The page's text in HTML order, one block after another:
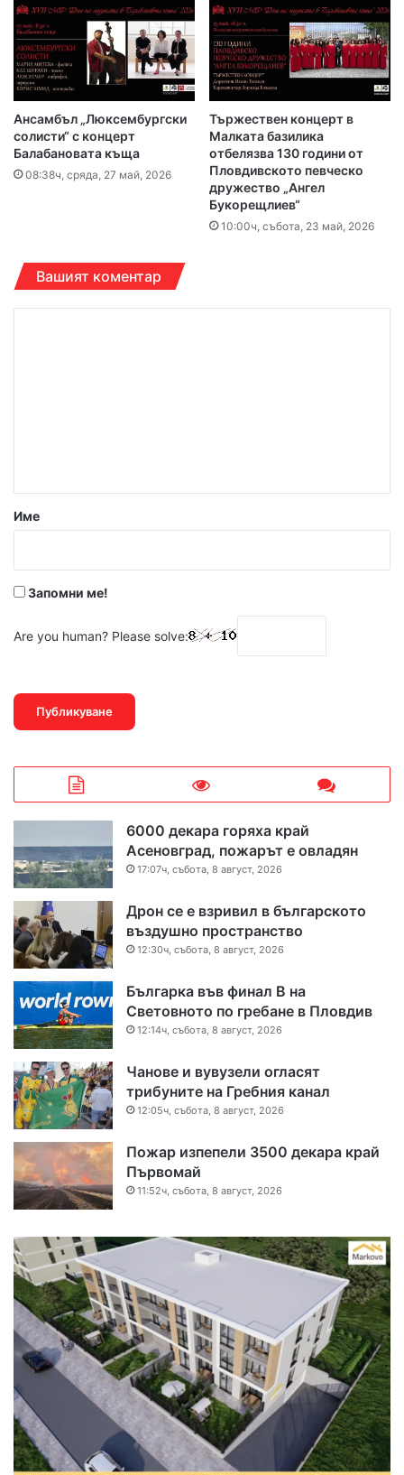
Ансамбъл „Люксембургски
солисти“ с концерт
Балабановата къща
08:38ч, сряда, 27 май, 2026
Тържествен концерт в
Малката базилика
отбелязва 130 години от
Пловдивското певческо
дружество „Ангел
Букорещлиев“
10:00ч, събота, 23 май, 2026
Вашият коментар
р
Име
Запомни ме!
Are you human? Please solve:
6000 декара горяха край
Асеновград, пожарът е овладян
17:07ч, събота, 8 август, 2026
Дрон се е взривил в българското
въздушно пространство
12:30ч, събота, 8 август, 2026
Българка във финал B на
Световното по гребане в Пловдив
12:14ч, събота, 8 август, 2026
Чанове и вувузели огласят
трибуните на Гребния канал
12:05ч, събота, 8 август, 2026
Пожар изпепели 3500 декара край
Първомай
11:52ч, събота, 8 август, 2026